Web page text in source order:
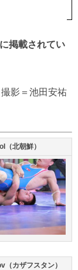
掲載されてい
影＝池田安祐
北朝鮮）
カザフスタン）